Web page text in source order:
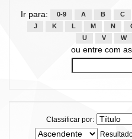
Ir para: 0-9 A B C
J
K L M N
U
V W
ou entre com
Classificar por: